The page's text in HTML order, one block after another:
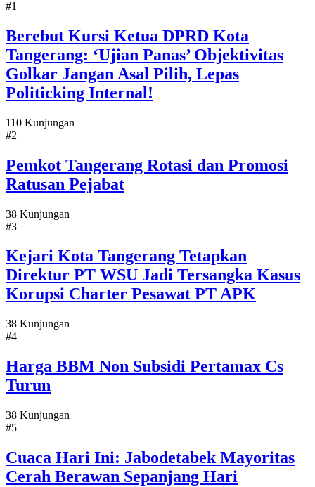
#1
Berebut Kursi Ketua DPRD Kota
Tangerang: ‘Ujian Panas’ Objektivitas
Golkar Jangan Asal Pilih, Lepas
Politicking Internal!
110 Kunjungan
#2
Pemkot Tangerang Rotasi dan Promosi
Ratusan Pejabat
38 Kunjungan
#3
Kejari Kota Tangerang Tetapkan
Direktur PT WSU Jadi Tersangka Kasus
Korupsi Charter Pesawat PT APK
38 Kunjungan
#4
Harga BBM Non Subsidi Pertamax Cs
Turun
38 Kunjungan
#5
Cuaca Hari Ini: Jabodetabek Mayoritas
Cerah Berawan Sepanjang Hari